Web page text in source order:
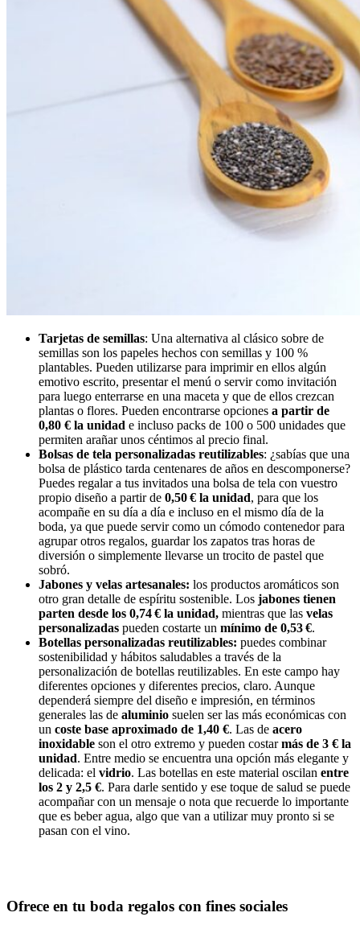
Tarjetas de semillas: Una alternativa al clásico sobre de
semillas son los papeles hechos con semillas y 100 %
plantables. Pueden utilizarse para imprimir en ellos algún
emotivo escrito, presentar el menú o servir como invitación
para luego enterrarse en una maceta y que de ellos crezcan
plantas o flores. Pueden encontrarse opciones a partir de
0,80 € la unidad e incluso packs de 100 o 500 unidades que
permiten arañar unos céntimos al precio final.
Bolsas de tela personalizadas reutilizables: ¿sabías que una
bolsa de plástico tarda centenares de años en descomponerse?
Puedes regalar a tus invitados una bolsa de tela con vuestro
propio diseño a partir de 0,50 € la unidad, para que los
acompañe en su día a día e incluso en el mismo día de la
boda, ya que puede servir como un cómodo contenedor para
agrupar otros regalos, guardar los zapatos tras horas de
diversión o simplemente llevarse un trocito de pastel que
sobró.
Jabones y velas artesanales: los productos aromáticos son
otro gran detalle de espíritu sostenible. Los jabones tienen
parten desde los 0,74 € la unidad, mientras que las velas
personalizadas pueden costarte un mínimo de 0,53 €.
Botellas personalizadas reutilizables: puedes combinar
sostenibilidad y hábitos saludables a través de la
personalización de botellas reutilizables. En este campo hay
diferentes opciones y diferentes precios, claro. Aunque
dependerá siempre del diseño e impresión, en términos
generales las de aluminio suelen ser las más económicas con
un coste base aproximado de 1,40 €. Las de acero
inoxidable son el otro extremo y pueden costarmás de 3 € la
unidad. Entre medio se encuentra una opción más elegante y
delicada: el vidrio. Las botellas en este material oscilan entre
los 2 y 2,5 €. Para darle sentido y ese toque de salud se puede
acompañar con un mensaje o nota que recuerde lo importante
que es beber agua, algo que van a utilizar muy pronto si se
pasan con el vino.
Ofrece en tu boda regalos con fines sociales